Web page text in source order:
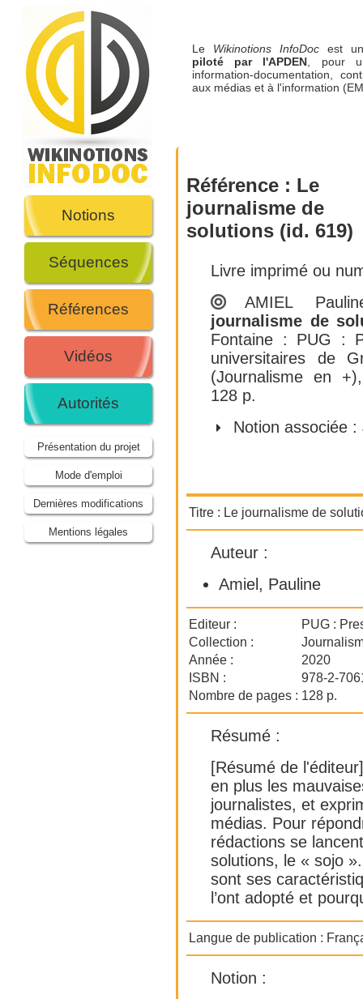
Notions
Séquences
Références
Vidéos
Autorités
Présentation du projet
Mode d'emploi
Dernières modifications
Mentions légales
Le Wikinotions InfoDoc est
piloté par l'APDEN, pour
information-documentation,
aux médias et à l'information
Référence : Le
journalisme de
solutions (id. 619)
Livre imprimé ou
AMIEL
journalisme de
Fontaine : PUG :
universitaires de
(Journalisme en
128 p.
Notion associée :
Titre : Le journalisme de
Auteur :
Amiel, Pauline
Editeur :
PUG :
Collection :
Année :
2020
ISBN :
978-2-
Nombre de pages : 128 p.
Résumé :
[Résumé de
en plus les
journalistes, et
médias. Pour
rédactions se
solutions, le « sojo
sont ses
l’ont adopté et
Langue de publication :
Notion :